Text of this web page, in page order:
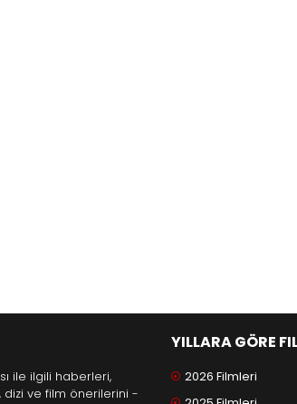
ile ilgili haberleri,
dizi ve film önerilerini -
YILLARA GÖRE
2026 Filmleri